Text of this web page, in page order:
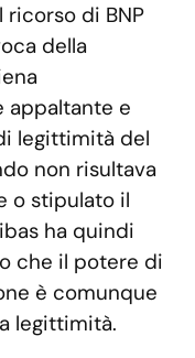
di BNP
della
appaltante e
legittimità del
non risultava
o stipulato il
ha quindi
che il potere di
è comunque
legittimità.